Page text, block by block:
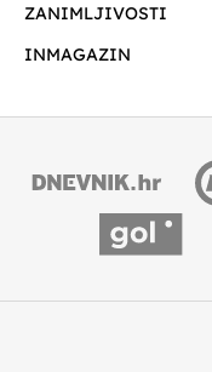
ZANIMLJIVOSTI
INMAGAZIN